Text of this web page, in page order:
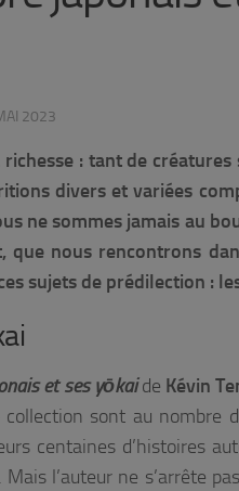
2023
: tant de
divers et variées
ne sommes jamais au
que nous rencontrons
sujets de prédilection :
et ses yōkai de Kévin
sont au nombre
centaines d’histoires
l’auteur ne s’arrête